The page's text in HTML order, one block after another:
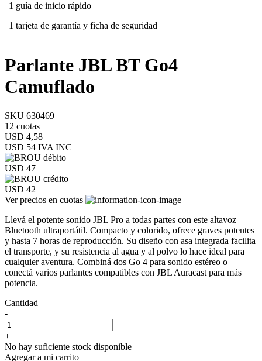
1 guía de inicio rápido
1 tarjeta de garantía y ficha de seguridad
Parlante JBL BT Go4
Camuflado
SKU 630469
12 cuotas
USD 4,58
USD 54 IVA INC
USD 47
USD 42
Ver precios en cuotas
Llevá el potente sonido JBL Pro a todas partes con este altavoz
Bluetooth ultraportátil. Compacto y colorido, ofrece graves potentes
y hasta 7 horas de reproducción. Su diseño con asa integrada facilita
el transporte, y su resistencia al agua y al polvo lo hace ideal para
cualquier aventura. Combiná dos Go 4 para sonido estéreo o
conectá varios parlantes compatibles con JBL Auracast para más
potencia.
Cantidad
-
+
No hay suficiente stock disponible
Agregar a mi carrito